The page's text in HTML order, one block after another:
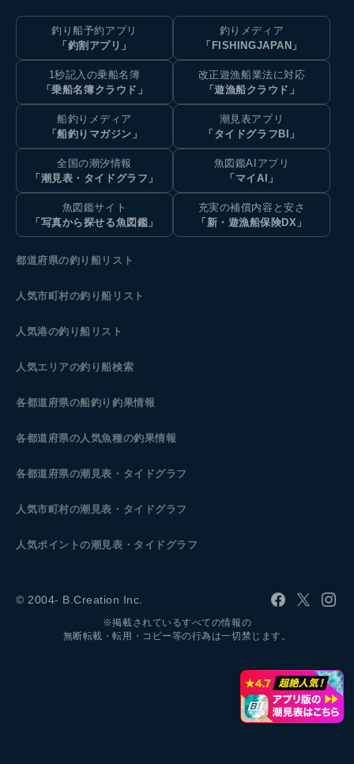
釣り船予約アプリ
「釣割アプリ」
釣りメディア
「FISHINGJAPAN」
1秒記入の乗船名簿
「乗船名簿クラウド」
改正遊漁船業法に対応
「遊漁船クラウド」
船釣りメディア
「船釣りマガジン」
潮見表アプリ
「タイドグラフBI」
全国の潮汐情報
「潮見表・タイドグラフ」
魚図鑑AIアプリ
「マイAI」
魚図鑑サイト
「写真から探せる魚図鑑」
充実の補償内容と安さ
「新・遊漁船保険DX」
都道府県の釣り船リスト
人気市町村の釣り船リスト
人気港の釣り船リスト
人気エリアの釣り船検索
各都道府県の船釣り釣果情報
各都道府県の人気魚種の釣果情報
各都道府県の潮見表 ・タイドグラフ
人気市町村の潮見表・タイドグラフ
人気ポイントの潮見表・タイドグラフ
© 2004- B.Creation Inc.
※掲載されているすべての情報の
無断転載・転用・コピー等の行為は一切禁じます。